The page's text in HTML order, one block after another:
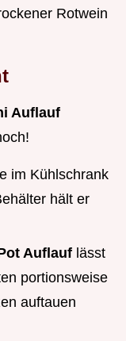
Rotwein
Auflauf
im Kühlschrank
hält er
Auflauf lässt
portionsweise
auftauen